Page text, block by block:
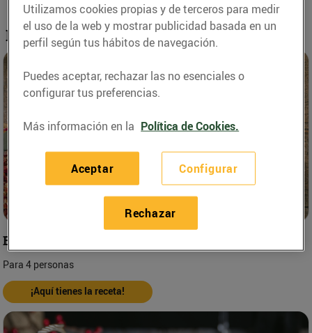
Recetas para adelantarte a la Navidad
Buñuelos de jamón
Para 4 personas
¡Aquí tienes la receta!
Utilizamos cookies propias y de terceros para medir
el uso de la web y mostrar publicidad basada en un
perfil según tus hábitos de navegación.
Puedes aceptar, rechazar las no esenciales o
configurar tus preferencias.
Más información en la Política de Cookies.
Configurar
Rechazar
Aceptar